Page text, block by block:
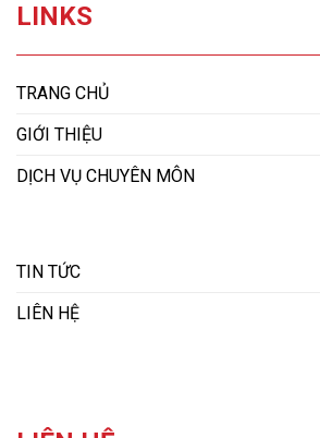
LINKS
TRANG CHỦ
GIỚI THIỆU
DỊCH VỤ CHUYÊN MÔN
TIN TỨC
LIÊN HỆ